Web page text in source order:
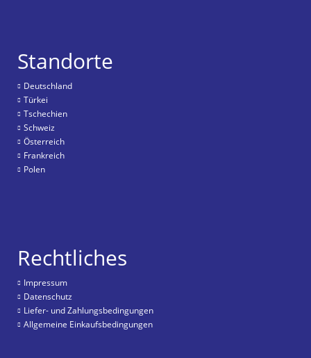
Standorte
Deutschland
Türkei
Tschechien
Schweiz
Österreich
Frankreich
Polen
Rechtliches
Impressum
Datenschutz
Liefer- und Zahlungsbedingungen
Allgemeine Einkaufsbedingungen